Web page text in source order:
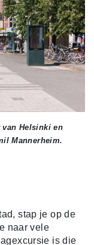
Helsinki en
Mannerheim.
stap je op de
naar vele
is die